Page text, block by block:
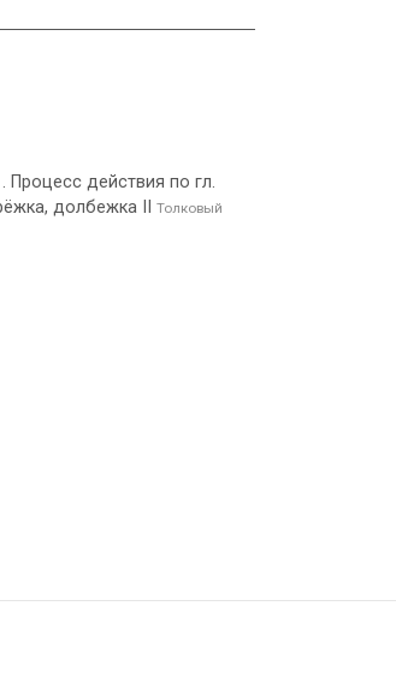
Процесс действия по гл.
долбежка II
Толковый